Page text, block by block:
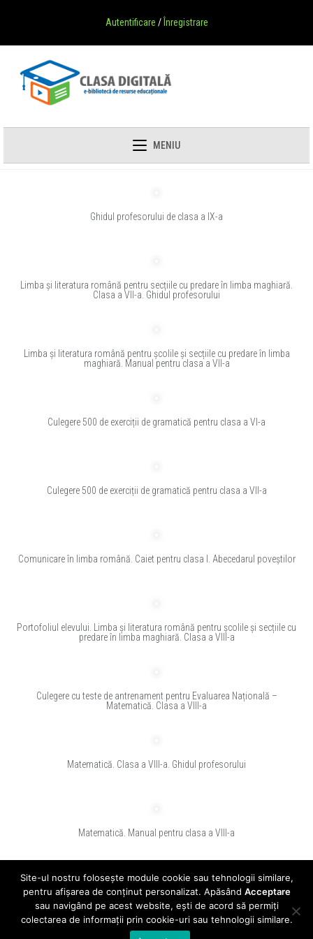
Autentificare / Înregistrare
MENIU
Ghidul profesorului de clasa a IX-a
Limba și literatura română pentru secțiile cu predare în limba maghiară.
Clasa a VII-a. Ghidul profesorului
Limba și literatura română pentru școlile și secțiile cu predare în limba
maghiară. Manual pentru clasa a VII-a
Culegere 500 de exerciții de gramatică pentru clasa a VI-a
Culegere 500 de exerciții de gramatică pentru clasa a VII-a
Comunicare în limba română. Caiet pentru clasa I. Abecedarul poveștilor
Portofoliul elevului. Limba și literatura română pentru școlile și secțiile cu
predare în limba maghiară. Clasa a VIII-a
Culegere cu teste de antrenament pentru Evaluarea Națională –
Matematică. Clasa a VIII-a
Matematică. Clasa a VIII-a. Ghidul profesorului
Matematică. Manual pentru clasa a VIII-a
1 2 3 4 5
© 2024 - clasadigitala.ro
Editura CD PRESS este înregistrată în Registrul de evidență a prelucrărilor de date
cu caracter personal sub numarul 10860.
Site-ul nostru folosește module cookie sau tehnologii similare,
pentru afișarea de conținut personalizat. Apăsând Acceptare
sau navigând pe acest website, ești de acord să permiți
colectarea de informații prin cookie-uri sau tehnologii similare.